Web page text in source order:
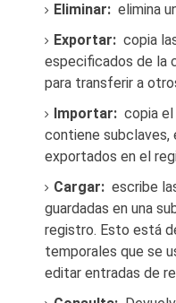
Eliminar: elimina
Exportar: copia
especificados de la
para transferir a
Importar: copia
contiene subclaves,
exportados en el
Cargar: escribe
guardadas en una
registro. Esto está
temporales que se
editar entradas de